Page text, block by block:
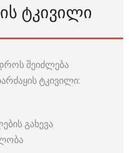
ᲢᲙᲘᲕᲘᲚᲘ
შეიძლება
ტკივილი:
გახევა